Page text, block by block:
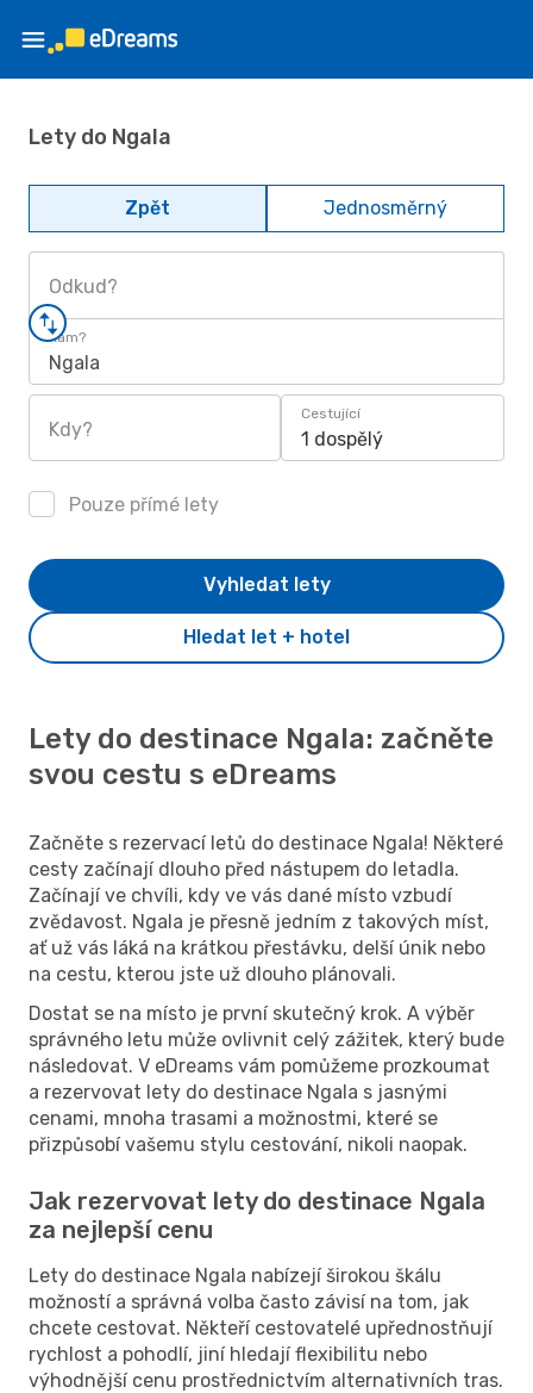
Lety do Ngala
Zpět Jednosměrný
Odkud?
Kam?
Ngala
Kdy?
Cestující
1 dospělý
Pouze přímé lety
Hledat let + hotel
Vyhledat lety
Lety do destinace Ngala: začněte
svou cestu s eDreams
Začněte s rezervací letů do destinace Ngala! Některé
cesty začínají dlouho před nástupem do letadla.
Začínají ve chvíli, kdy ve vás dané místo vzbudí
zvědavost. Ngala je přesně jedním z takových míst,
ať už vás láká na krátkou přestávku, delší únik nebo
na cestu, kterou jste už dlouho plánovali.
Dostat se na místo je první skutečný krok. A výběr
správného letu může ovlivnit celý zážitek, který bude
následovat. V eDreams vám pomůžeme prozkoumat
a rezervovat lety do destinace Ngala s jasnými
cenami, mnoha trasami a možnostmi, které se
přizpůsobí vašemu stylu cestování, nikoli naopak.
Jak rezervovat lety do destinace Ngala
za nejlepší cenu
Lety do destinace Ngala nabízejí širokou škálu
možností a správná volba často závisí na tom, jak
chcete cestovat. Někteří cestovatelé upřednostňují
rychlost a pohodlí, jiní hledají flexibilitu nebo
výhodnější cenu prostřednictvím alternativních tras.